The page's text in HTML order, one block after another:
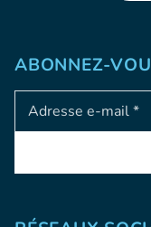
ABONNEZ-
Adresse e-mail